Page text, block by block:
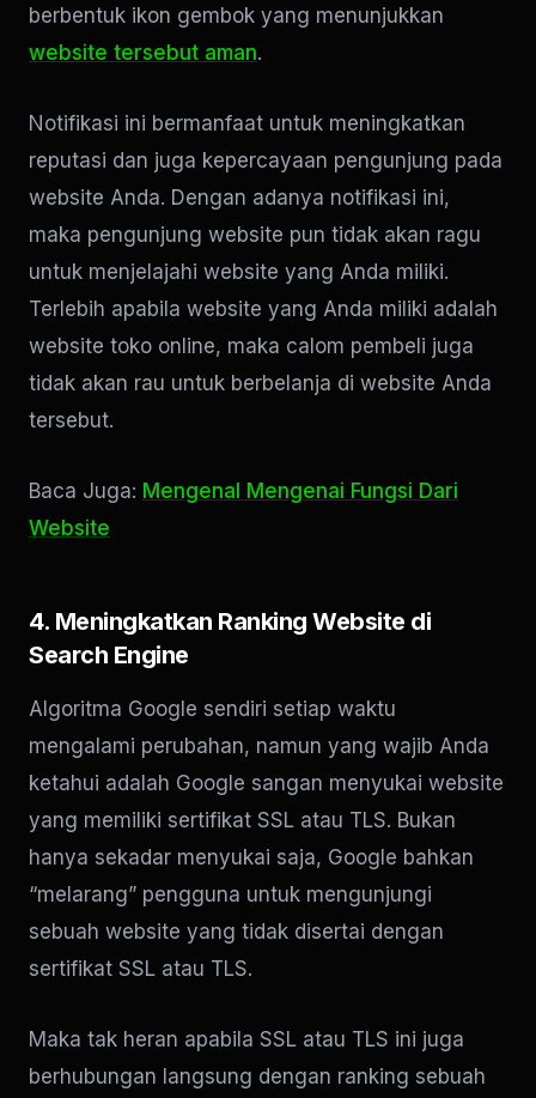
berbentuk ikon gembok yang menunjukkan
website tersebut aman.
Notifikasi ini bermanfaat untuk meningkatkan
reputasi dan juga kepercayaan pengunjung pada
website Anda. Dengan adanya notifikasi ini,
maka pengunjung website pun tidak akan ragu
untuk menjelajahi website yang Anda miliki.
Terlebih apabila website yang Anda miliki adalah
website toko online, maka calom pembeli juga
tidak akan rau untuk berbelanja di website Anda
tersebut.
Baca Juga: Mengenal Mengenai Fungsi Dari
Website
4. Meningkatkan Ranking Website di
Search Engine
Algoritma Google sendiri setiap waktu
mengalami perubahan, namun yang wajib Anda
ketahui adalah Google sangan menyukai website
yang memiliki sertifikat SSL atau TLS. Bukan
hanya sekadar menyukai saja, Google bahkan
“melarang” pengguna untuk mengunjungi
sebuah website yang tidak disertai dengan
sertifikat SSL atau TLS.
Maka tak heran apabila SSL atau TLS ini juga
berhubungan langsung dengan ranking sebuah